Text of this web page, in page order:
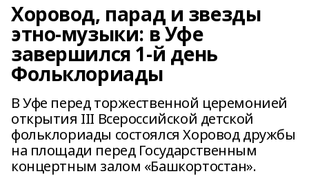
Хоровод, парад и звезды
этно-музыки: в Уфе
завершился 1-й день
Фольклориады
В Уфе перед торжественной церемонией
открытия III Всероссийской детской
фольклориады состоялся Хоровод дружбы
на площади перед Государственным
концертным залом «Башкортостан».